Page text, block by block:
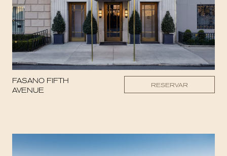
FASANO FIFTH
AVENUE
RESERVAR